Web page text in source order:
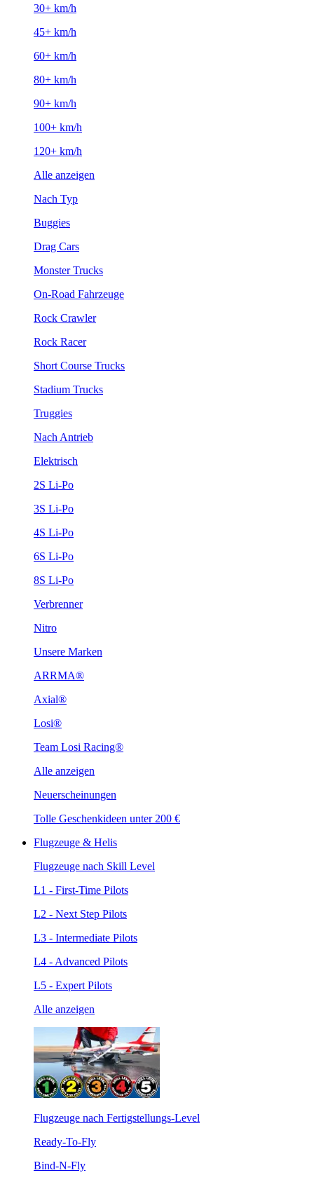
30+ km/h
45+ km/h
60+ km/h
80+ km/h
90+ km/h
100+ km/h
120+ km/h
Alle anzeigen
Nach Typ
Buggies
Drag Cars
Monster Trucks
On-Road Fahrzeuge
Rock Crawler
Rock Racer
Short Course Trucks
Stadium Trucks
Truggies
Nach Antrieb
Elektrisch
2S Li-Po
3S Li-Po
4S Li-Po
6S Li-Po
8S Li-Po
Verbrenner
Nitro
Unsere Marken
ARRMA®
Axial®
Losi®
Team Losi Racing®
Alle anzeigen
Neuerscheinungen
Tolle Geschenkideen unter 200 €
Flugzeuge & Helis
Flugzeuge nach Skill Level
L1 - First-Time Pilots
L2 - Next Step Pilots
L3 - Intermediate Pilots
L4 - Advanced Pilots
L5 - Expert Pilots
Alle anzeigen
Flugzeuge nach Fertigstellungs-Level
Ready-To-Fly
Bind-N-Fly